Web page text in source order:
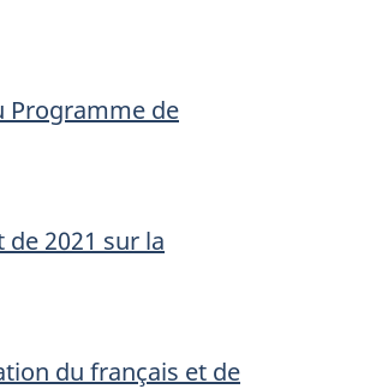
Programme de
2021 sur la
du français et de